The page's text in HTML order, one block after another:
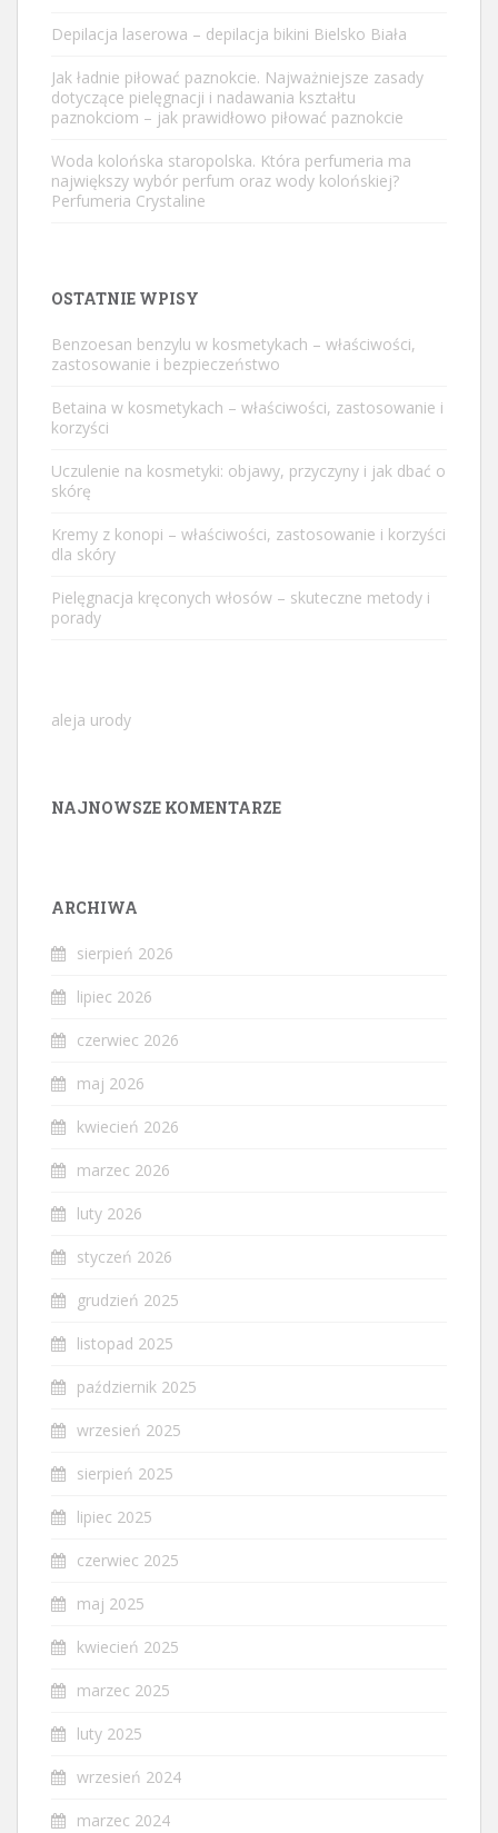
Depilacja laserowa – depilacja bikini Bielsko Biała
Jak ładnie piłować paznokcie. Najważniejsze zasady
dotyczące pielęgnacji i nadawania kształtu
paznokciom – jak prawidłowo piłować paznokcie
Woda kolońska staropolska. Która perfumeria ma
największy wybór perfum oraz wody kolońskiej?
Perfumeria Crystaline
OSTATNIE WPISY
Benzoesan benzylu w kosmetykach – właściwości,
zastosowanie i bezpieczeństwo
Betaina w kosmetykach – właściwości, zastosowanie i
korzyści
Uczulenie na kosmetyki: objawy, przyczyny i jak dbać o
skórę
Kremy z konopi – właściwości, zastosowanie i korzyści
dla skóry
Pielęgnacja kręconych włosów – skuteczne metody i
porady
aleja urody
NAJNOWSZE KOMENTARZE
ARCHIWA
sierpień 2026
lipiec 2026
czerwiec 2026
maj 2026
kwiecień 2026
marzec 2026
luty 2026
styczeń 2026
grudzień 2025
listopad 2025
październik 2025
wrzesień 2025
sierpień 2025
lipiec 2025
czerwiec 2025
maj 2025
kwiecień 2025
marzec 2025
luty 2025
wrzesień 2024
marzec 2024